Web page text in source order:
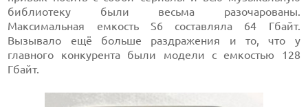
библиотеку были весьма разочарованы.
Максимальная емкость S6 составляла 64 Гбайт.
Вызывало ещё больше раздражения и то, что у
главного конкурента были модели с емкостью 128
Гбайт.